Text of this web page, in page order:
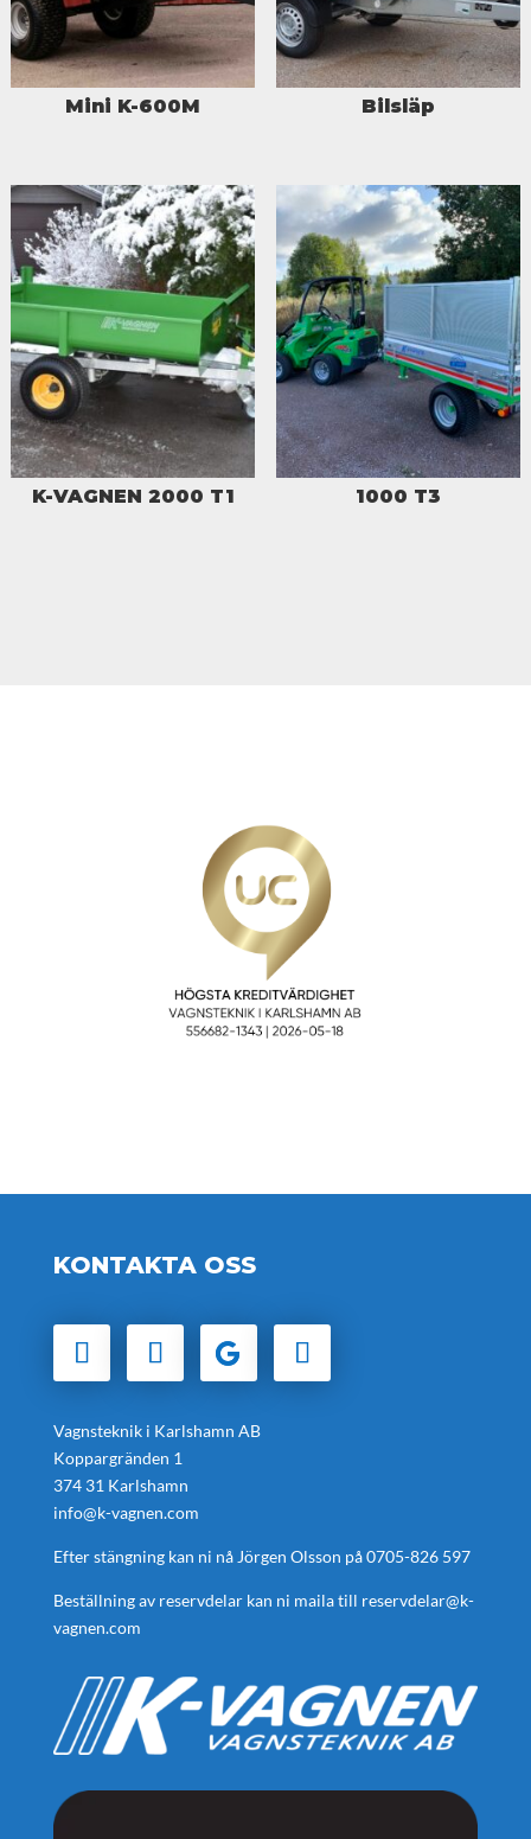
Mini K-600M Bilsläp
K-VAGNEN 2000 T1 1000 T3
KONTAKTA OSS
Vagnsteknik i Karlshamn AB
Koppargränden 1
374 31 Karlshamn
info@k-vagnen.com
Efter stängning kan ni nå Jörgen Olsson på0705-826 597
Beställning av reservdelar kan ni maila till reservdelar@k-
vagnen.com